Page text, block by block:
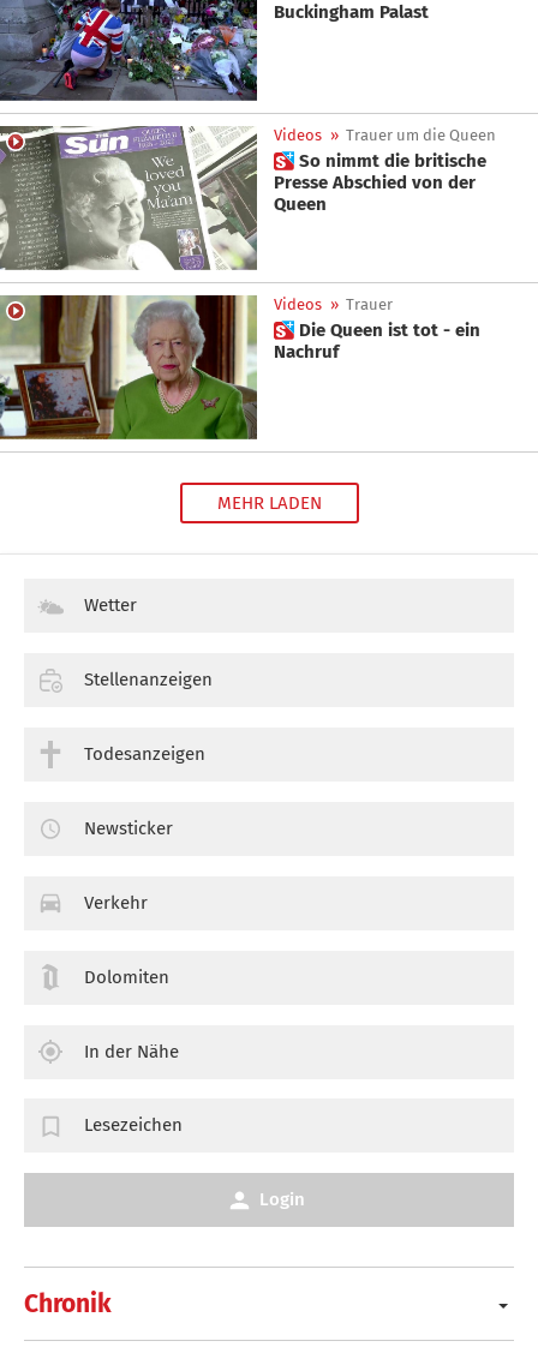
Buckingham Palast
Videos » Trauer um die Queen
 So nimmt die britische
Presse Abschied von der
Queen
Videos » Trauer
 Die Queen ist tot - ein
Nachruf
MEHR LADEN
Chronik
Wetter
Stellenanzeigen
Todesanzeigen
Newsticker
Verkehr
Dolomiten
In der Nähe
Lesezeichen
Login